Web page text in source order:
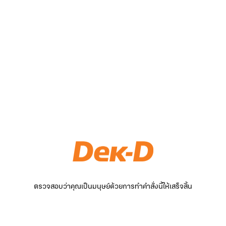
ตรวจสอบว่าคุณเป็นมนุษย์ด้วยการทำคำสั่งนี้ให้เสร็จสิ้น